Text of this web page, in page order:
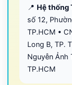
📍 Hệ thống
số 12,
TP.HCM •
Long B, TP.
Nguyễn Ảnh
TP.HCM